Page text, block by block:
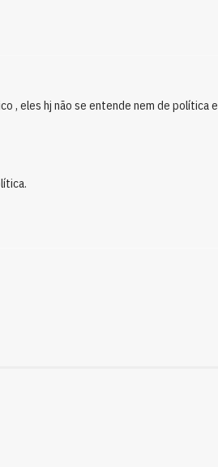
, eles hj não se entende nem de política e